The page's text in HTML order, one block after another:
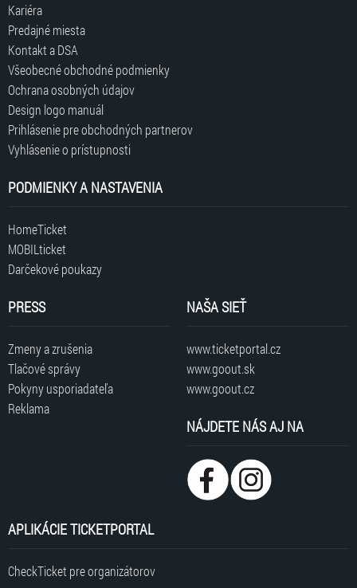
Kariéra
Predajné miesta
Kontakt a DSA
Všeobecné obchodné podmienky
Ochrana osobných údajov
Design logo manuál
Prihlásenie pre obchodných partnerov
Vyhlásenie o prístupnosti
PODMIENKY A NASTAVENIA
HomeTicket
MOBILticket
Darčekové poukazy
PRESS
Zmeny a zrušenia
Tlačové správy
Pokyny usporiadateľa
Reklama
NAŠA SIEŤ
www.ticketportal.cz
www.goout.sk
www.goout.cz
NÁJDETE NÁS AJ NA
APLIKÁCIE TICKETPORTAL
CheckTicket pre organizátorov